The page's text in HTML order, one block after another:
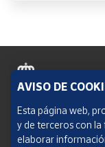
Política de cookies
Aviso legal
AVISO DE
Esta página web,
y de terceros con
elaborar